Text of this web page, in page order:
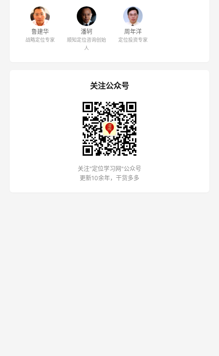
鲁建华
战略定位专家
潘轲
顺知定位咨询创始
人
周年洋
定位投资专家
关注公众号
关注"定位学习网"公众号
更新10余年，干货多多